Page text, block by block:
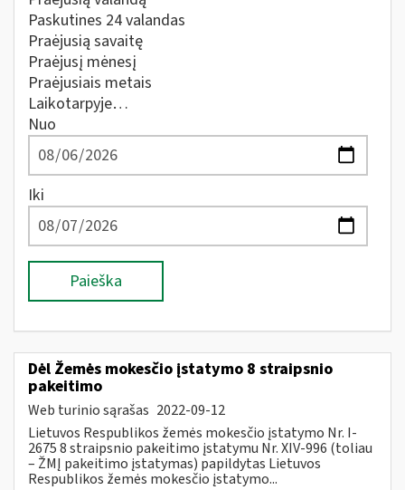
Paskutines 24 valandas
Praėjusią savaitę
Praėjusį mėnesį
Praėjusiais metais
Laikotarpyje…
Nuo
Iki
Paieška
Dėl Žemės mokesčio įstatymo 8 straipsnio
pakeitimo
Web turinio sąrašas 2022-09-12
Lietuvos Respublikos žemės mokesčio įstatymo Nr. I-
2675 8 straipsnio pakeitimo įstatymu Nr. XIV-996 (toliau
– ŽMĮ pakeitimo įstatymas) papildytas Lietuvos
Respublikos žemės mokesčio įstatymo...